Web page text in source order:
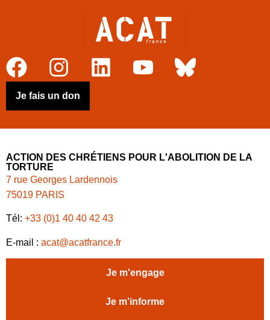
Je fais un don
ACTION DES CHRÉTIENS POUR L'ABOLITION DE LA
TORTURE
7 rue Georges Lardennois
75019 PARIS
Tél: +33 (0)1 40 40 42 43
E-mail : acat@acatfrance.fr
Je m'engage
Je m'informe